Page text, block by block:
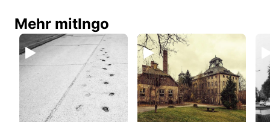
Mehr mitIngo